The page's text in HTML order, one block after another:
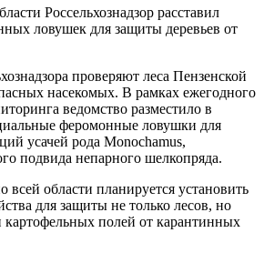
Россельхознадзор расставил
ловушек для защиты деревьев от
проверяют леса Пензенской
насекомых. В рамках ежегодного
ведомство разместило в
феромонные ловушки для
усачей рода Monochamus,
подвида непарного шелкопряда.
всей области планируется установить
для защиты не только лесов, но
картофельных полей от карантинных